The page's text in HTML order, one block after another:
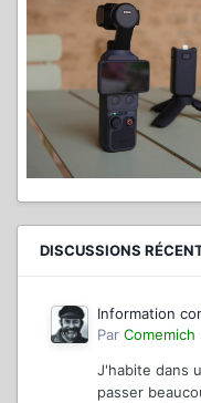
DISCUSSIONS
Information
Par Comemich
J'habite dans
passer